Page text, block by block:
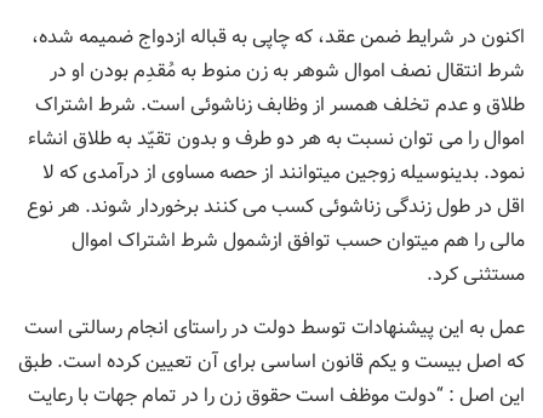
اکنون در شرایط ضمن عقد، که چاپی به قباله ازدواج ضمیمه شده،
شرط انتقال نصف اموال شوهر به زن منوط به مُقدِم بودن او در
طلاق و عدم تخلف همسر از وظابف زناشوئی است. شرط اشتراک
اموال را می توان نسبت به هر دو طرف و بدون تقیّد به طلاق انشاء
نمود. بدینوسیله زوجین میتوانند از حصه مساوی از درآمدی که لا
اقل در طول زندگی زناشوئی کسب می کنند برخوردار شوند. هر نوع
مالی را هم میتوان حسب توافق ازشمول شرط اشتراک اموال
مستثنی کرد.
عمل به این پیشنهادات توسط دولت در راستای انجام رسالتی است
که اصل بیست و یکم قانون اساسی برای آن تعیين کرده است. طبق
این اصل : “دولت موظف است حقوق زن را در تمام جهات با رعایت